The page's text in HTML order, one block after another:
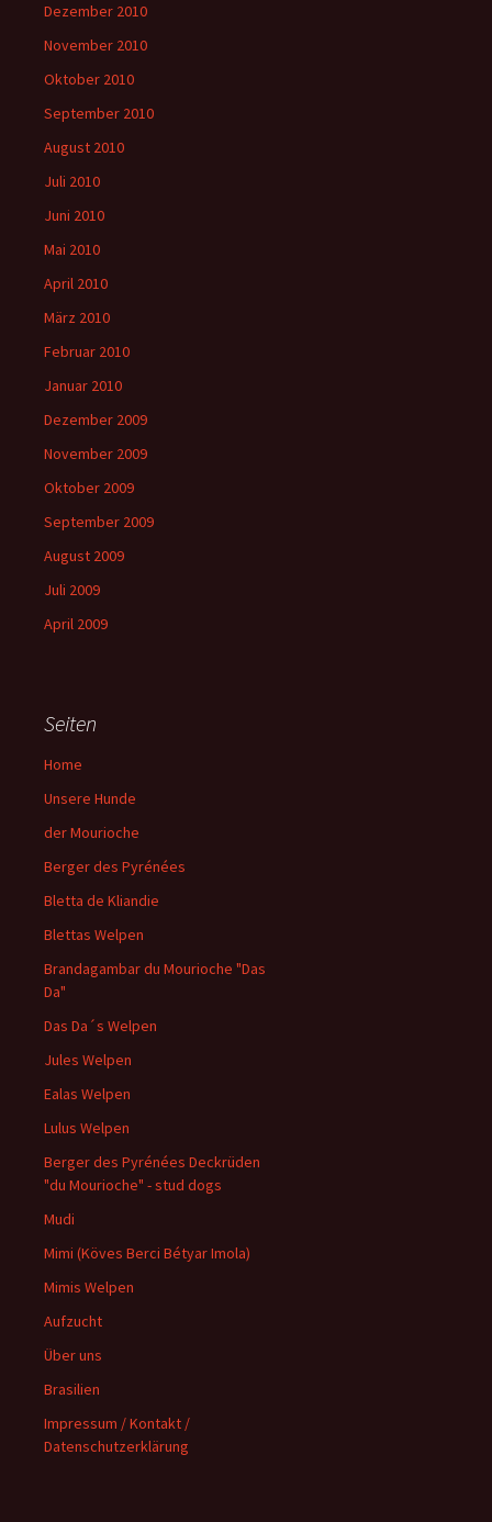
Dezember 2010
November 2010
Oktober 2010
September 2010
August 2010
Juli 2010
Juni 2010
Mai 2010
April 2010
März 2010
Februar 2010
Januar 2010
Dezember 2009
November 2009
Oktober 2009
September 2009
August 2009
Juli 2009
April 2009
Seiten
Home
Unsere Hunde
der Mourioche
Berger des Pyrénées
Bletta de Kliandie
Blettas Welpen
Brandagambar du Mourioche "Das
Da"
Das Da´s Welpen
Jules Welpen
Ealas Welpen
Lulus Welpen
Berger des Pyrénées Deckrüden
"du Mourioche" - stud dogs
Mudi
Mimi (Köves Berci Bétyar Imola)
Mimis Welpen
Aufzucht
Über uns
Brasilien
Impressum / Kontakt /
Datenschutzerklärung